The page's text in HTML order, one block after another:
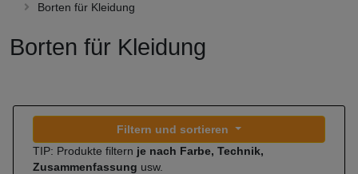
Borten für Kleidung
Borten für Kleidung
Filtern und sortieren
TIP: Produkte filtern je nach Farbe, Technik,
Zusammenfassung usw.